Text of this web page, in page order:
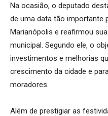
Na ocasião, o deputado
de uma data tão importante
Marianópolis e reafirmou
municipal. Segundo ele, o
investimentos e melhorias
crescimento da cidade e
moradores.
Além de prestigiar as